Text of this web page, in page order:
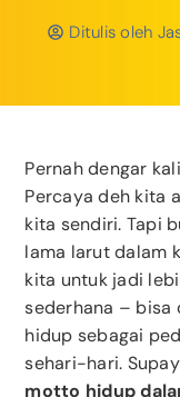
Ditulis oleh
Pernah dengar
Percaya deh kita
kita sendiri. Tapi
lama larut dalam
kita untuk jadi
sederhana – bisa
hidup sebagai
sehari-hari.
motto hidup